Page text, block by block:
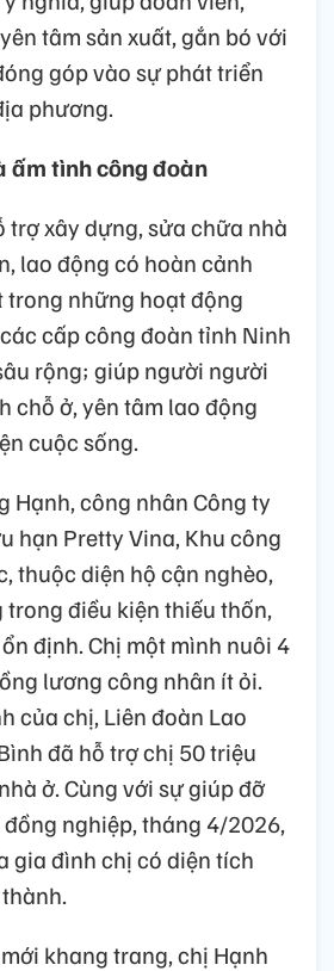
tâm sản xuất, gắn bó với
góp vào sự phát triển
phương.
ấm tình công đoàn
trợ xây dựng, sửa chữa nhà
lao động có hoàn cảnh
trong những hoạt động
cấp công đoàn tỉnh Ninh
rộng; giúp người người
chỗ ở, yên tâm lao động
cuộc sống.
Hạnh, công nhân Công ty
hạn Pretty Vina, Khu công
thuộc diện hộ cận nghèo,
trong điều kiện thiếu thốn,
định. Chị một mình nuôi 4
lương công nhân ít ỏi.
của chị, Liên đoàn Lao
đã hỗ trợ chị 50 triệu
ở. Cùng với sự giúp đỡ
nghiệp, tháng 4/2026,
gia đình chị có diện tích
khang trang, chị Hạnh